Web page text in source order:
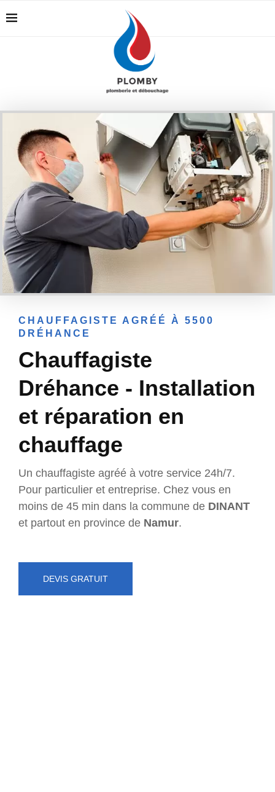
CHAUFFAGISTE AGRÉÉ À 5500
DRÉHANCE
Chauffagiste
Dréhance - Installation
et réparation en
chauffage
Un chauffagiste agréé à votre service 24h/7.
Pour particulier et entreprise. Chez vous en
moins de 45 min dans la commune de DINANT
et partout en province de Namur.
DEVIS GRATUIT